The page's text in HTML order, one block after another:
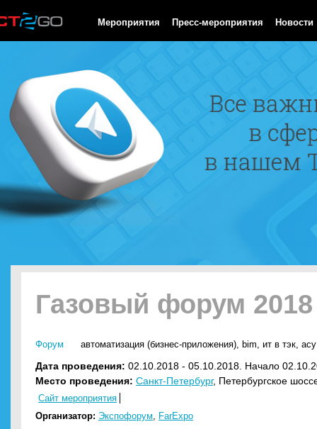
Мероприятия Пресс-мероприятия Новости
Газовый форум 2018
Форум автоматизация (бизнес-приложения), bim, ит в тэк,
Дата проведения: 02.10.2018 - 05.10.2018. Начало
Место проведения: Санкт-Петербург, Петербургское
Сайт мероприятия
Организатор: Экспофорум, FarExpo